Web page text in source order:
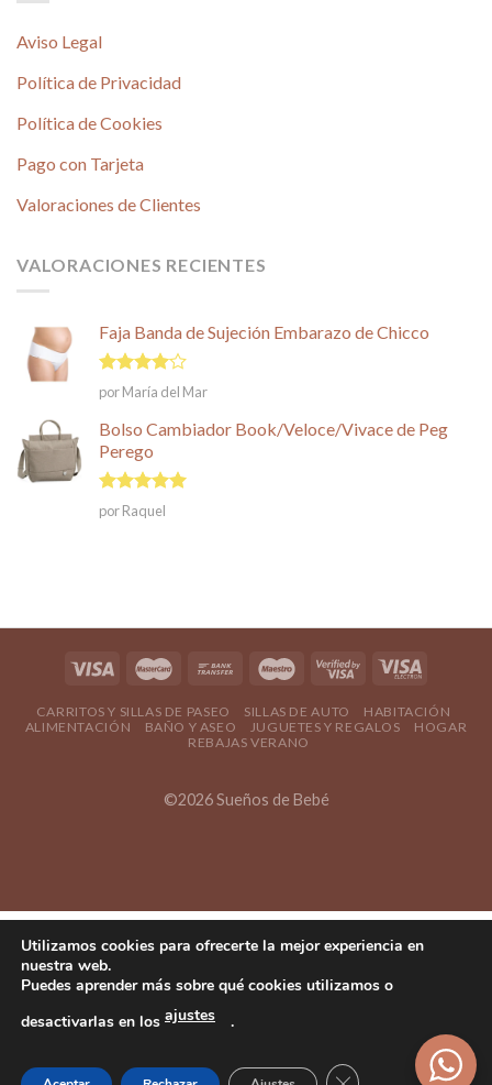
Aviso Legal
Política de Privacidad
Política de Cookies
Pago con Tarjeta
Valoraciones de Clientes
VALORACIONES RECIENTES
Faja Banda de Sujeción Embarazo de Chicco
Valorado
en
5
por María del Mar
Bolso Cambiador Book/Veloce/Vivace de Peg
Perego
Valorado en
5
de 5
por Raquel
CARRITOS Y SILLAS DE PASEO SILLAS DE AUTO
HABITACIÓN
ALIMENTACIÓN
BAÑO Y ASEO JUGUETES Y REGALOS
HOGAR
REBAJAS VERANO
©2026 Sueños de Bebé
Utilizamos cookies para ofrecerte la mejor experiencia en
nuestra web.
Puedes aprender más sobre qué cookies utilizamos o
desactivarlas en los ajustes .
Cerrar el banner de